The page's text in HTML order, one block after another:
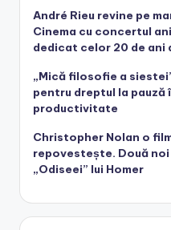
André Rieu revine pe
Cinema cu concertul
dedicat celor 20 de
„Mică filosofie a
pentru dreptul la
productivitate
Christopher Nolan o
repovestește. Două
„Odiseei” lui Homer